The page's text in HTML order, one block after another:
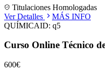
Titulaciones Homologadas
Ver Detalles
MÁS INFO
QUÍMICAID: q5
Curso Online Técnico
600€